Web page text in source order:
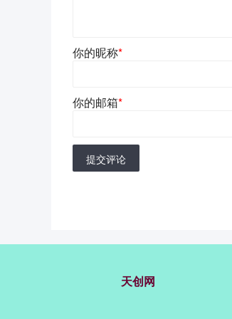
你的昵称*
你的邮箱*
提交评论
天创网